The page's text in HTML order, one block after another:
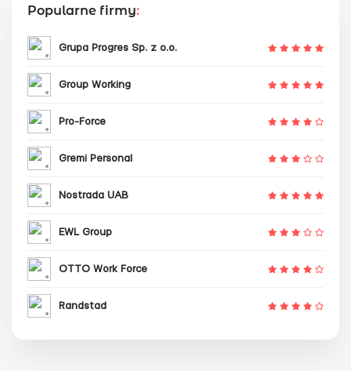
Popularne firmy:
Grupa Progres Sp. z o.o.
Group Working
Pro-Force
Gremi Personal
Nostrada UAB
EWL Group
OTTO Work Force
Randstad